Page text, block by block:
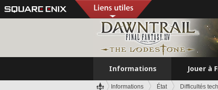
Informations Jouer à
Informations État Difficultés